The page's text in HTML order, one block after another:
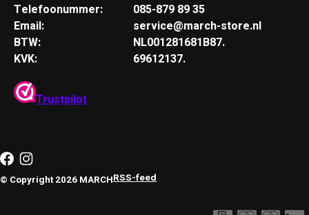
Telefoonummer:
Email:
BTW:
KVK:
085-879 89 35
service@march-store.nl
NL001281681B87.
69612137.
Trustpilot
© Copyright 2026 MARCHRSS-feed